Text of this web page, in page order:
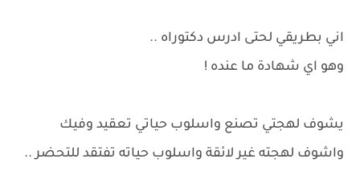
اني بطريقي لحتى ادرس دكتوراه ..
وهو اي شهادة ما عنده !
يشوف لهجتي تصنع واسلوب حياتي تعقيد وفيك
واشوف لهجته غير لائقة واسلوب حياته تفتقد للتحضر ..